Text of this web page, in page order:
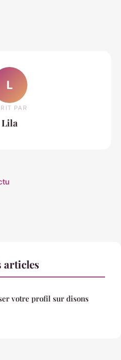
L
PAR
Lila
articles
votre profil sur disons